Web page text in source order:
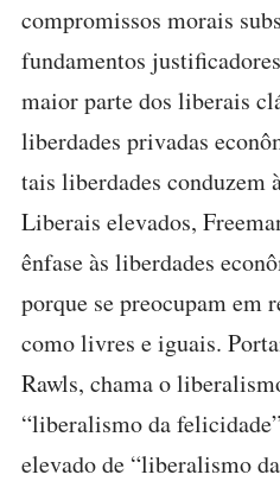
compromissos morais
fundamentos
maior parte dos liberais
liberdades privadas
tais liberdades conduzem
Liberais elevados,
ênfase às liberdades
porque se preocupam em
como livres e iguais.
Rawls, chama o
“liberalismo da
elevado de “liberalismo